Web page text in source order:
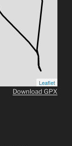
Leaflet
Download GPX